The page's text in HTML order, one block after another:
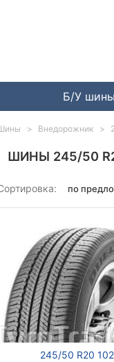
Б/У шины
ШИНЫ 245/50
245/50 R20
Внедорожник